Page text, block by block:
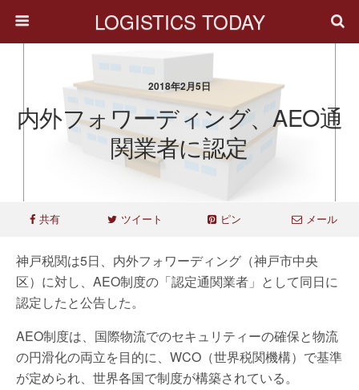
LOGISTICS TODAY
2018年2月5日
内外フォワーディング、AEO通
関業者に認定
共有 ツイート ピン メール
神戸税関は5日、内外フォワーディング（神戸市中央
区）に対し、AEO制度の「認定通関業者」として同日に
認定したと公告した。
AEO制度は、国際物流でのセキュリティーの確保と物流
の円滑化の両立を目的に、WCO（世界税関機構）で基準
が定められ、世界各国で制度が構築されている。